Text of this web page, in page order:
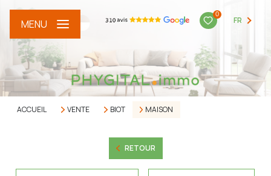
0
FR
MENU
ACCUEIL VENTE BIOT MAISON
RETOUR